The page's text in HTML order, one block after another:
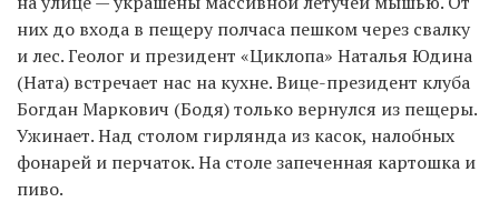
них до входа в пещеру полчаса пешком через свалку
и лес. Геолог и президент «Циклопа» Наталья Юдина
(Ната) встречает нас на кухне. Вице-президент клуба
Богдан Маркович (Бодя) только вернулся из пещеры.
Ужинает. Над столом гирлянда из касок, налобных
фонарей и перчаток. На столе запеченная картошка и
пиво.